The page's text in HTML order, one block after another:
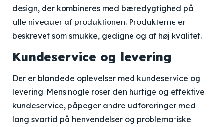
design, der kombineres med bæredygtighed på
alle niveauer af produktionen. Produkterne er
beskrevet som smukke, gedigne og af høj kvalitet.
Kundeservice og levering
Der er blandede oplevelser med kundeservice og
levering. Mens nogle roser den hurtige og effektive
kundeservice, påpeger andre udfordringer med
lang svartid på henvendelser og problematiske